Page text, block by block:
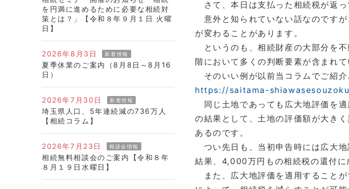
さて、本日は支払った相続税が返っ
意外と知られていない話なのです
が変わることがあります。
というのも、相続財産の大部分を
階において多くの判断要素が含まれ
そのいい例が以前当コラムでご紹介
https://saitama-
同じ土地であっても広大地評価を
の結果として、土地の評価額が大き
あるのです。
つい先日も、当初申告時には広大
結果、4,000万円もの相続税の還付に
また、広大地評価を適用すること
を円満に進めるために必要な相続対
策とは？」【令和８年９月１日 火曜
日】
2026年8月3日 新着情報
夏季休業のご案内（8月8日～8月16
日）
2026年7月30日 新着情報
埼玉県人口、5年連続減の736万人
【相続コラム】
2026年7月23日 相談会情報
相続無料相談会のご案内【令和８年
８月１９日水曜日】